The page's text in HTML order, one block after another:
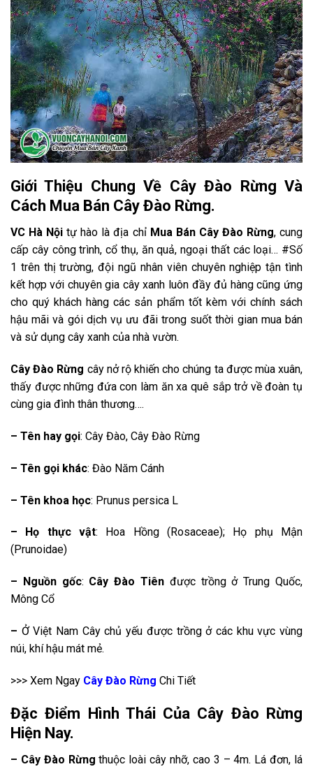
Giới Thiệu Chung Về Cây Đào Rừng Và
Cách Mua Bán Cây Đào Rừng.
VC Hà Nộitự hào là địa chỉ Mua Bán Cây Đào Rừng, cung
cấp cây công trình, cổ thụ, ăn quả, ngoại thất các loại… #Số
1 trên thị trường, đội ngũ nhân viên chuyên nghiệp tận tình
kết hợp với chuyên gia cây xanh luôn đầy đủ hàng cũng ứng
cho quý khách hàng các sản phẩm tốt kèm với chính sách
hậu mãi và gói dịch vụ ưu đãi trong suốt thời gian mua bán
và sử dụng cây xanh của nhà vườn.
Cây Đào Rừng cây nở rộ khiến cho chúng ta được mùa xuân,
thấy được những đứa con làm ăn xa quê sắp trở về đoàn tụ
cùng gia đình thân thương….
– Tên hay gọi: Cây Đào, Cây Đào Rừng
– Tên gọi khác: Đào Năm Cánh
– Tên khoa học: Prunus persica L
– Họ thực vật: Hoa Hồng (Rosaceae); Họ phụ Mận
(Prunoidae)
– Nguồn gốc: Cây Đào Tiên được trồng ở Trung Quốc,
Mông Cổ
– Ở Việt Nam Cây chủ yếu được trồng ở các khu vực vùng
núi, khí hậu mát mẻ.
>>> Xem Ngay Cây Đào Rừng Chi Tiết
Đặc Điểm Hình Thái Của Cây Đào Rừng
Hiện Nay.
– Cây Đào Rừng thuộc loài cây nhỡ, cao 3 – 4m. Lá đơn, lá